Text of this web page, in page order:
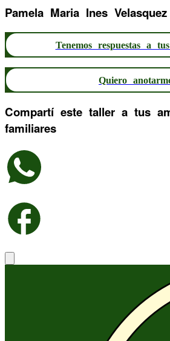
Pamela Maria Ines Velasquez
Tenemos respuestas a
Quiero
Compartí este taller a tus
familiares